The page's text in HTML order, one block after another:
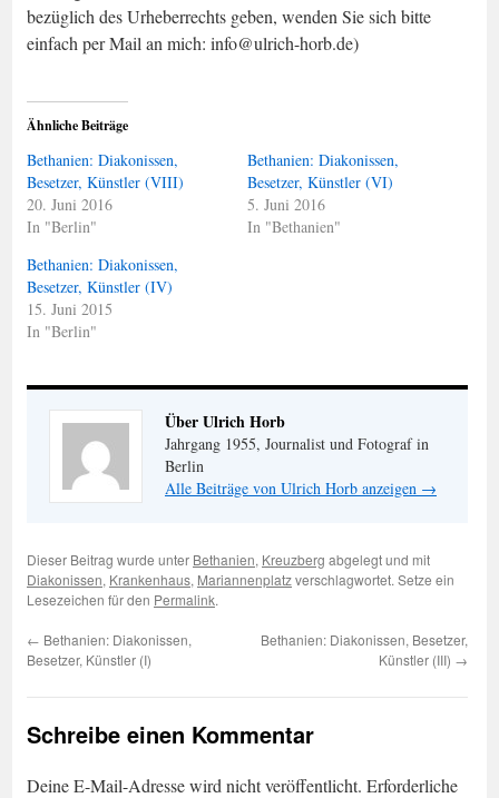
bezüglich des Urheberrechts geben, wenden Sie sich bitte
einfach per Mail an mich: info@ulrich-horb.de)
Ähnliche Beiträge
Bethanien: Diakonissen,
Besetzer, Künstler (VIII)
20. Juni 2016
In "Berlin"
Bethanien: Diakonissen,
Besetzer, Künstler (VI)
5. Juni 2016
In "Bethanien"
Bethanien: Diakonissen,
Besetzer, Künstler (IV)
15. Juni 2015
In "Berlin"
Über Ulrich Horb
Jahrgang 1955, Journalist und Fotograf in
Berlin
Alle Beiträge von Ulrich Horb anzeigen →
Dieser Beitrag wurde unter Bethanien, Kreuzberg abgelegt und mit
Diakonissen, Krankenhaus, Mariannenplatzverschlagwortet. Setze ein
Lesezeichen für den Permalink.
← Bethanien: Diakonissen,
Besetzer, Künstler (I)
Bethanien: Diakonissen, Besetzer,
Künstler (III) →
Schreibe einen Kommentar
Deine E-Mail-Adresse wird nicht veröffentlicht. Erforderliche